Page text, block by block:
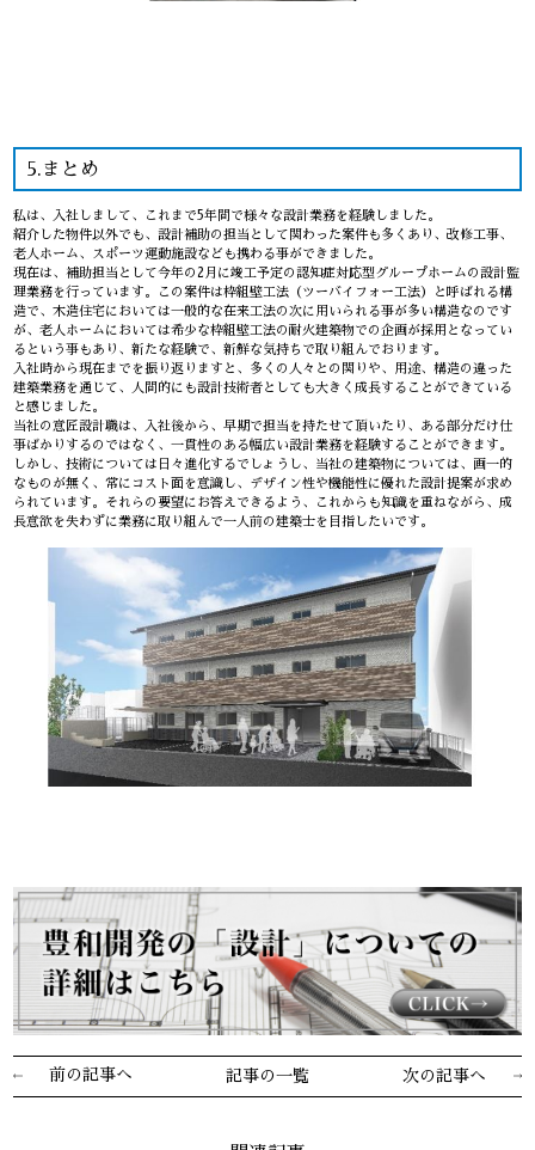
5.まとめ
私は、入社しまして、これまで5年間で様々な設計業務を経験しました。
紹介した物件以外でも、設計補助の担当として関わった案件も多くあり、改修工事、
老人ホーム、スポーツ運動施設なども携わる事ができました。
現在は、補助担当として今年の2月に竣工予定の認知症対応型グループホームの設計監
理業務を行っています。この案件は枠組壁工法（ツーバイフォー工法）と呼ばれる構
造で、木造住宅においては一般的な在来工法の次に用いられる事が多い構造なのです
が、老人ホームにおいては希少な枠組壁工法の耐火建築物での企画が採用となってい
るという事もあり、新たな経験で、新鮮な気持ちで取り組んでおります。
入社時から現在までを振り返りますと、多くの人々との関りや、用途、構造の違った
建築業務を通じて、人間的にも設計技術者としても大きく成長することができている
と感じました。
当社の意匠設計職は、入社後から、早期で担当を持たせて頂いたり、ある部分だけ仕
事ばかりするのではなく、一貫性のある幅広い設計業務を経験することができます。
しかし、技術については日々進化するでしょうし、当社の建築物については、画一的
なものが無く、常にコスト面を意識し、デザイン性や機能性に優れた設計提案が求め
られています。それらの要望にお答えできるよう、これからも知識を重ねながら、成
長意欲を失わずに業務に取り組んで一人前の建築士を目指したいです。
前の記事へ 記事の一覧 次の記事へ